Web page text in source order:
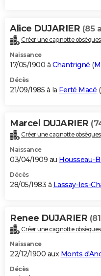
Alice DUJARIER (85
Créer une cagnotte obsèques
Naissance
17/05/1900 à Chantrigné (
Décès
21/09/1985 à la Ferté Macé (
Marcel DUJARIER
Créer une cagnotte obsèques
Naissance
03/04/1909 au Housseau-
Décès
28/05/1983 à Lassay-les-
Renee DUJARIER
Créer une cagnotte obsèques
Naissance
22/12/1900 aux Monts
Décès